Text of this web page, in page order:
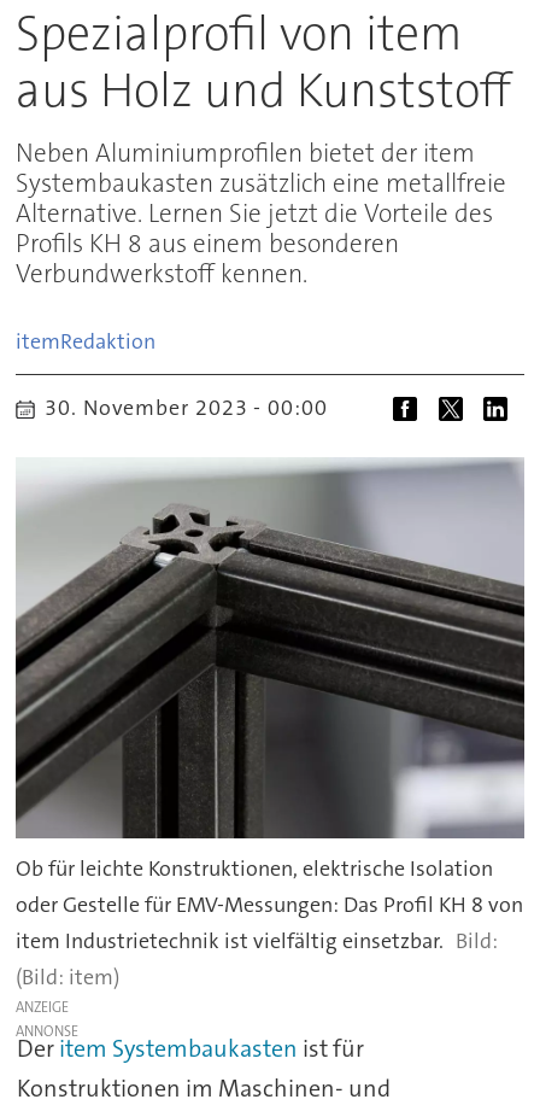
Spezialprofil von item
aus Holz und Kunststoff
Neben Aluminiumprofilen bietet der item
Systembaukasten zusätzlich eine metallfreie
Alternative. Lernen Sie jetzt die Vorteile des
Profils KH 8 aus einem besonderen
Verbundwerkstoff kennen.
itemRedaktion
30. November 2023 - 00:00
Ob für leichte Konstruktionen, elektrische Isolation
oder Gestelle für EMV-Messungen: Das Profil KH 8 von
item Industrietechnik ist vielfältig einsetzbar.
(Bild: item)
ANZEIGE
Deritem Systembaukasten ist für
Konstruktionen im Maschinen- und